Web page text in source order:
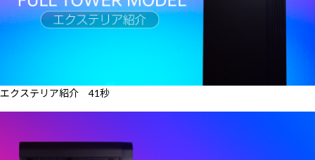
エクステリア紹介 41秒